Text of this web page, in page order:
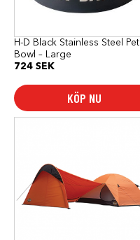
H-D Black Stainless Steel Pet
Bowl – Large
724 SEK
KÖP NU